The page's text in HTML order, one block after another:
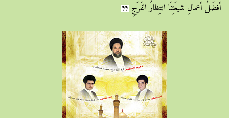
أفضَلُ أعمالِ شيعَتِنَا انتِظارُ الفَرَجِ